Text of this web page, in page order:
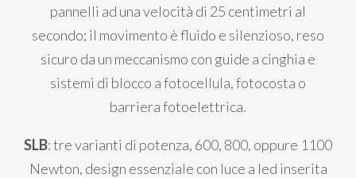
pannelli ad una velocità di 25 centimetri al
secondo; il movimento è fluido e silenzioso, reso
sicuro da un meccanismo con guide a cinghia e
sistemi di blocco a fotocellula, fotocosta o
barriera fotoelettrica.
SLB: tre varianti di potenza, 600, 800, oppure 1100
Newton, design essenziale con luce a led inserita